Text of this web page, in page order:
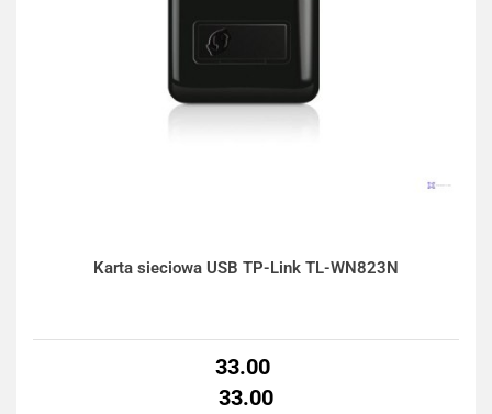
Karta sieciowa USB TP-Link TL-WN823N
33.00
33.00